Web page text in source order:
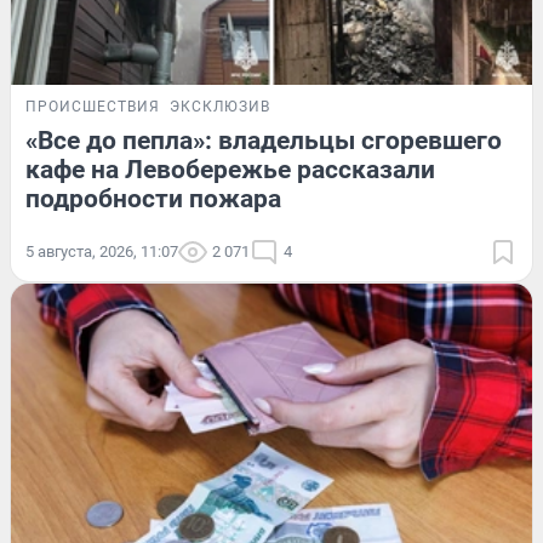
ПРОИСШЕСТВИЯ ЭКСКЛЮЗИВ
«Все до пепла»: владельцы сгоревшего
кафе на Левобережье рассказали
подробности пожара
5 августа, 2026, 11:07 2 071 4